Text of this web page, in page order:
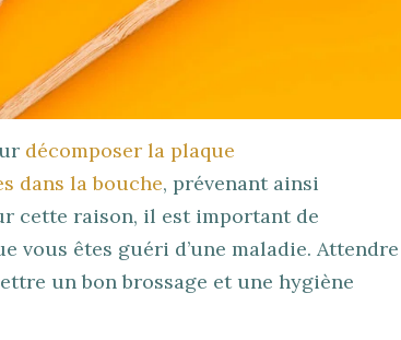
décomposer la plaque
dans la bouche, prévenant ainsi
cette raison, il est important de
vous êtes guéri d’une maladie. Attendre
un bon brossage et une hygiène